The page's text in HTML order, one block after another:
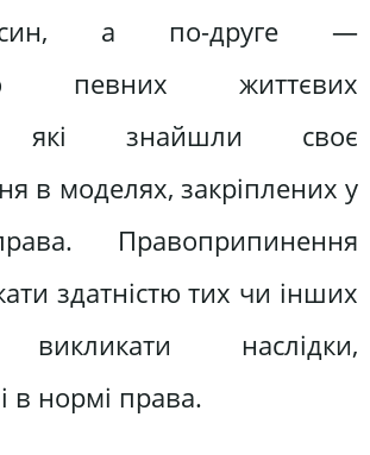
а по-друге —
певних життєвих
які знайшли своє
в моделях, закріплених у
Правоприпинення
здатністю тих чи інших
викликати наслідки,
в нормі права.